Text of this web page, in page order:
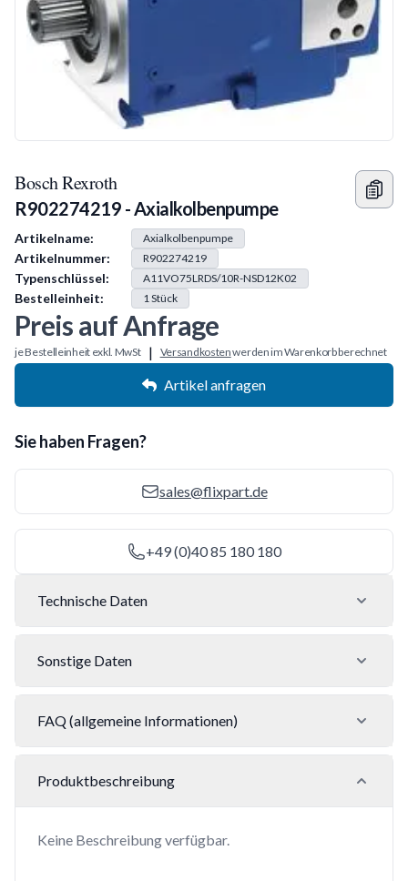
Bosch Rexroth
R902274219 - Axialkolbenpumpe
Produkt Information
Artikelname: Axialkolbenpumpe
Artikelnummer: R902274219
Typenschlüssel: A11VO75LRDS/10R-NSD12K02
Bestelleinheit: 1 Stück
Preis auf Anfrage
je Bestelleinheit exkl. MwSt | Versandkostenwerden im Warenkorb berechnet
Artikel anfragen
Sie haben Fragen?
sales@flixpart.de
+49 (0)40 85 180 180
Technische Daten
Sonstige Daten
FAQ (allgemeine Informationen)
Produktbeschreibung
Keine Beschreibung verfügbar.